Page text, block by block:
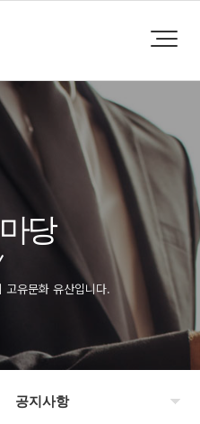
당
고유문화 유산입니다.
공지사항